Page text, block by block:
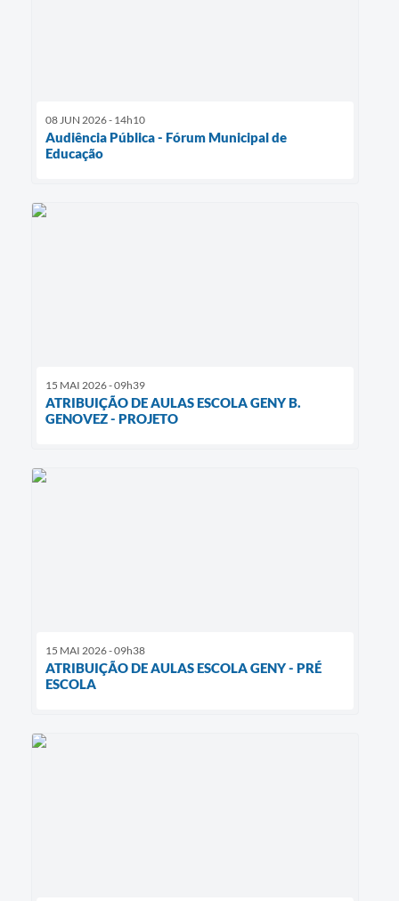
08 JUN 2026 - 14h10
Audiência Pública - Fórum Municipal de
Educação
15 MAI 2026 - 09h39
ATRIBUIÇÃO DE AULAS ESCOLA GENY B.
GENOVEZ - PROJETO
15 MAI 2026 - 09h38
ATRIBUIÇÃO DE AULAS ESCOLA GENY - PRÉ
ESCOLA